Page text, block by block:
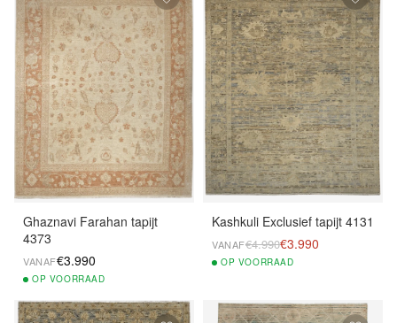
Ghaznavi Farahan tapijt
4373
VANAF€3.990
OP VOORRAAD
Kashkuli Exclusief tapijt 4131
VANAF€4.990€3.990
OP VOORRAAD